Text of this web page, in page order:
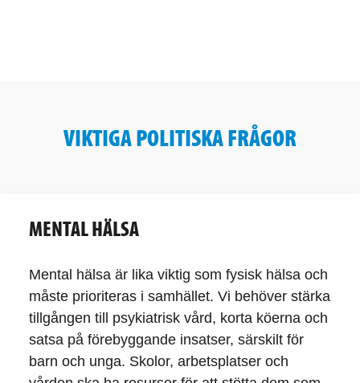
VIKTIGA POLITISKA FRÅGOR
MENTAL HÄLSA
Mental hälsa är lika viktig som fysisk hälsa och
måste prioriteras i samhället. Vi behöver stärka
tillgången till psykiatrisk vård, korta köerna och
satsa på förebyggande insatser, särskilt för
barn och unga. Skolor, arbetsplatser och